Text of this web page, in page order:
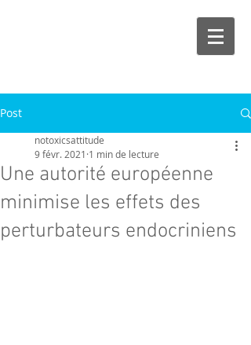
Post
Une autorité européenne
minimise les effets des
perturbateurs endocriniens
notoxicsattitude
9 févr. 2021 1 min de lecture